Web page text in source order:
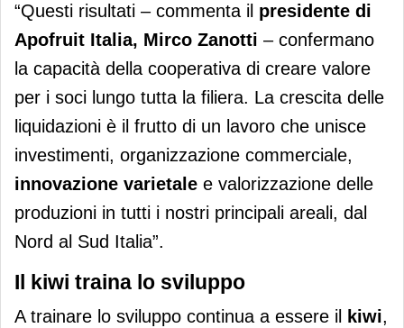
“Questi risultati – commenta il presidente di
Apofruit Italia, Mirco Zanotti – confermano
la capacità della cooperativa di creare valore
per i soci lungo tutta la filiera. La crescita delle
liquidazioni è il frutto di un lavoro che unisce
investimenti, organizzazione commerciale,
innovazione varietale e valorizzazione delle
produzioni in tutti i nostri principali areali, dal
Nord al Sud Italia”.
Il kiwi traina lo sviluppo
A trainare lo sviluppo continua a essere il kiwi,